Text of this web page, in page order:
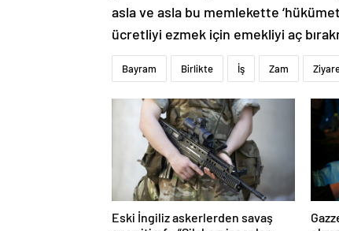
asla ve asla bu memlekette
ücretliyi ezmek için emekliyi aç
Bayram Birlikte İş Zam
Eski İngiliz askerlerden savaş